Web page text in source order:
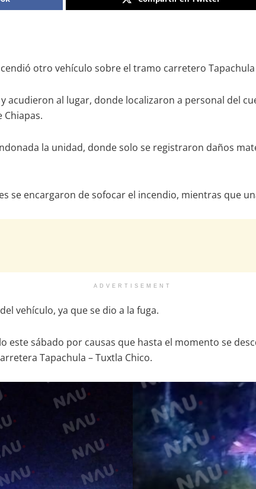
otro vehículo sobre el tramo carretero
acudieron al lugar, donde localizaron a personal del
Chiapas.
la unidad, donde solo se registraron daños
se encargaron de sofocar el incendio, mientras que
ADVERTISEMENT
vehículo, ya que se dio a la fuga.
este sábado por causas que hasta el momento se
Tapachula – Tuxtla Chico.